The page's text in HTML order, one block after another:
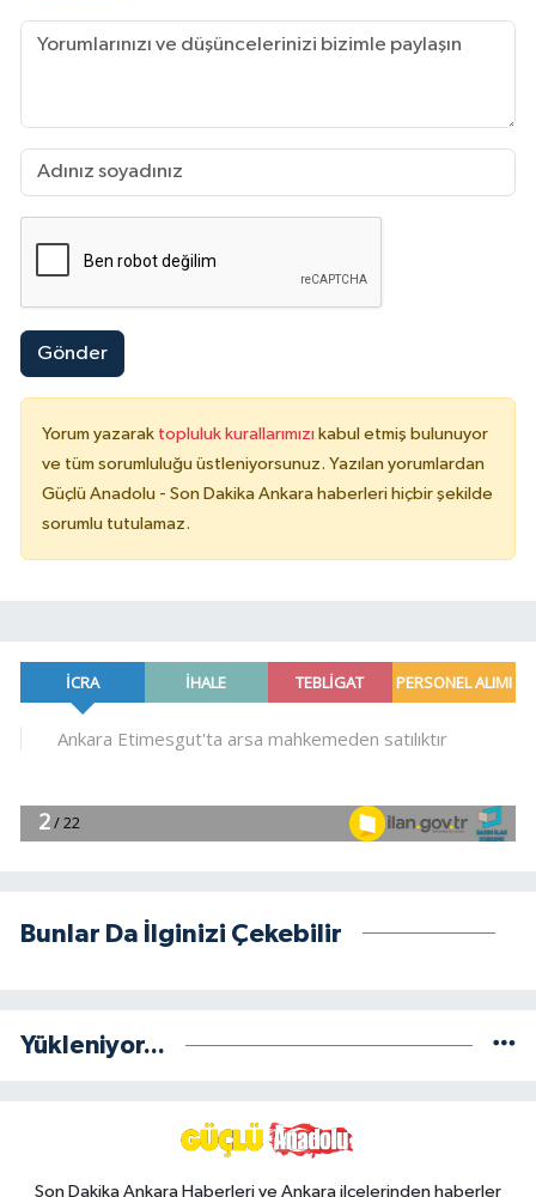
Gönder
Yorum yazarak topluluk kurallarımızı kabul etmiş bulunuyor
ve tüm sorumluluğu üstleniyorsunuz. Yazılan yorumlardan
Güçlü Anadolu - Son Dakika Ankara haberleri hiçbir şekilde
sorumlu tutulamaz.
Bunlar Da İlginizi Çekebilir
Yükleniyor...
Son Dakika Ankara Haberleri ve Ankara ilçelerinden haberler